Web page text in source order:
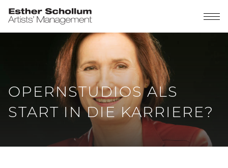
OPERNSTUDIOS ALS
START IN DIE KARRIERE?